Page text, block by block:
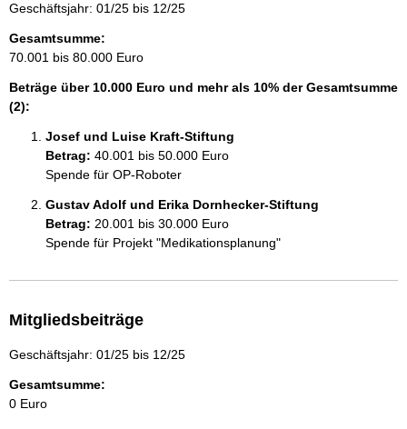
Geschäftsjahr: 01/25 bis 12/25
Gesamtsumme:
70.001 bis 80.000 Euro
Beträge über 10.000 Euro und mehr als 10% der Gesamtsumme
(2):
Josef und Luise Kraft-Stiftung
Betrag: 40.001 bis 50.000 Euro
Spende für OP-Roboter
Gustav Adolf und Erika Dornhecker-Stiftung
Betrag: 20.001 bis 30.000 Euro
Spende für Projekt "Medikationsplanung"
Mitgliedsbeiträge
Geschäftsjahr: 01/25 bis 12/25
Gesamtsumme:
0 Euro